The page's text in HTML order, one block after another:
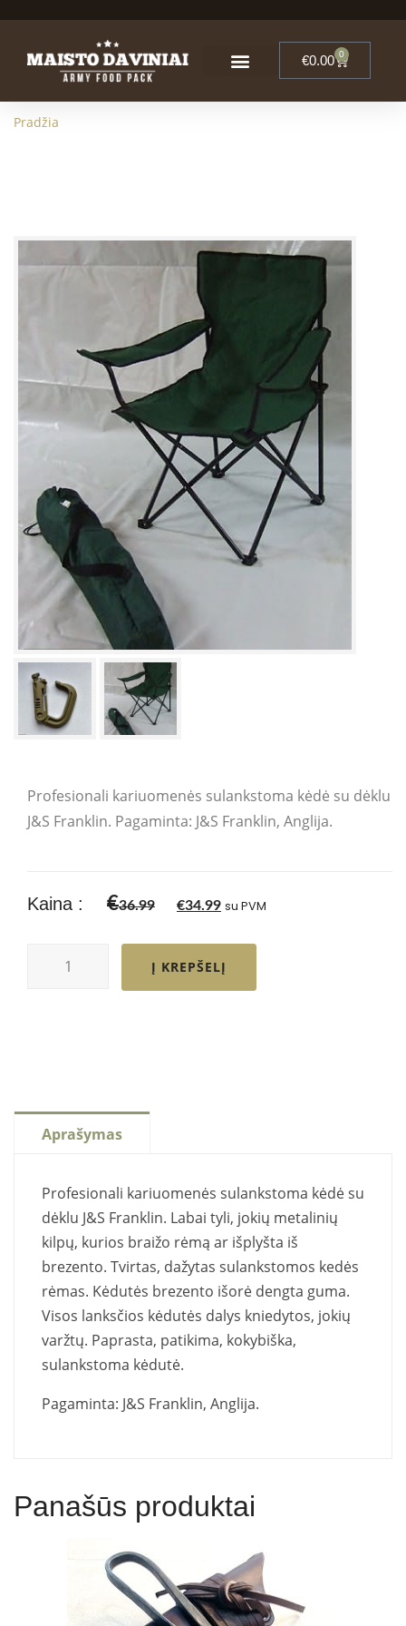
€0.00 0
Pradžia
Profesionali kariuomenės sulankstoma kėdė su dėklu
J&S Franklin. Pagaminta: J&S Franklin, Anglija.
Kaina : €36.99 €34.99 su PVM
Į KREPŠELĮ
Aprašymas
Profesionali kariuomenės sulankstoma kėdė su
dėklu J&S Franklin. Labai tyli, jokių metalinių
kilpų, kurios braižo rėmą ar išplyšta iš
brezento. Tvirtas, dažytas sulankstomos kedės
rėmas. Kėdutės brezento išorė dengta guma.
Visos lanksčios kėdutės dalys kniedytos, jokių
varžtų. Paprasta, patikima, kokybiška,
sulankstoma kėdutė.
Pagaminta: J&S Franklin, Anglija.
Panašūs produktai